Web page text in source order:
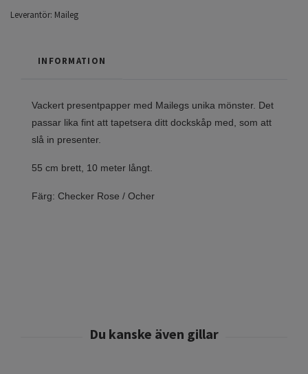
Leverantör: Maileg
INFORMATION
Vackert presentpapper med Mailegs unika mönster. Det
passar lika fint att tapetsera ditt dockskåp med, som att
slå in presenter.
55 cm brett, 10 meter långt.
Färg: Checker Rose / Ocher